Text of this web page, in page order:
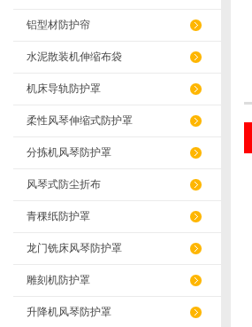
铝型材防护帘
水泥散装机伸缩布袋
机床导轨防护罩
柔性风琴伸缩式防护罩
分拣机风琴防护罩
风琴式防尘折布
青稞纸防护罩
龙门铣床风琴防护罩
雕刻机防护罩
升降机风琴防护罩